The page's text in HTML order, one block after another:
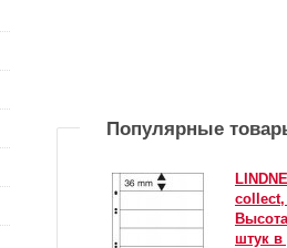
Популярные
штук в